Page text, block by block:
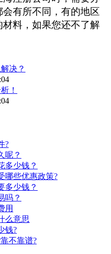
有所不同，有的地区
料，如果您还不了解
决？
！
?
呢？
多少钱？
哪些优惠政策?
多少钱？
吗？
用
么意思
钱?
不靠谱?